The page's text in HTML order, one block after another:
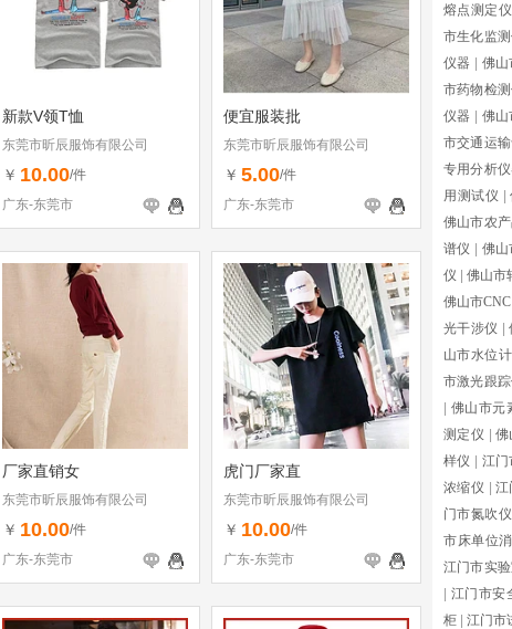
新款V领T恤
东莞市昕辰服饰有限公司
￥ 10.00/件
广东-东莞市
便宜服装批
东莞市昕辰服饰有限公司
￥ 5.00/件
广东-东莞市
厂家直销女
东莞市昕辰服饰有限公司
￥ 10.00/件
广东-东莞市
虎门厂家直
东莞市昕辰服饰有限公司
￥ 10.00/件
广东-东莞市
熔点测定仪
市生化监
仪器
佛
市药物检
仪器
佛
市交通运
专用分析
用测试仪
佛山市农
谱仪
佛山
仪
佛山市
佛山市
光干涉仪
山市水位计
市激光跟
佛山市元
测定仪
佛
样仪
江
浓缩仪
江
门市氮吹仪
市床单位
江门市实
江门市安
柜
江门市